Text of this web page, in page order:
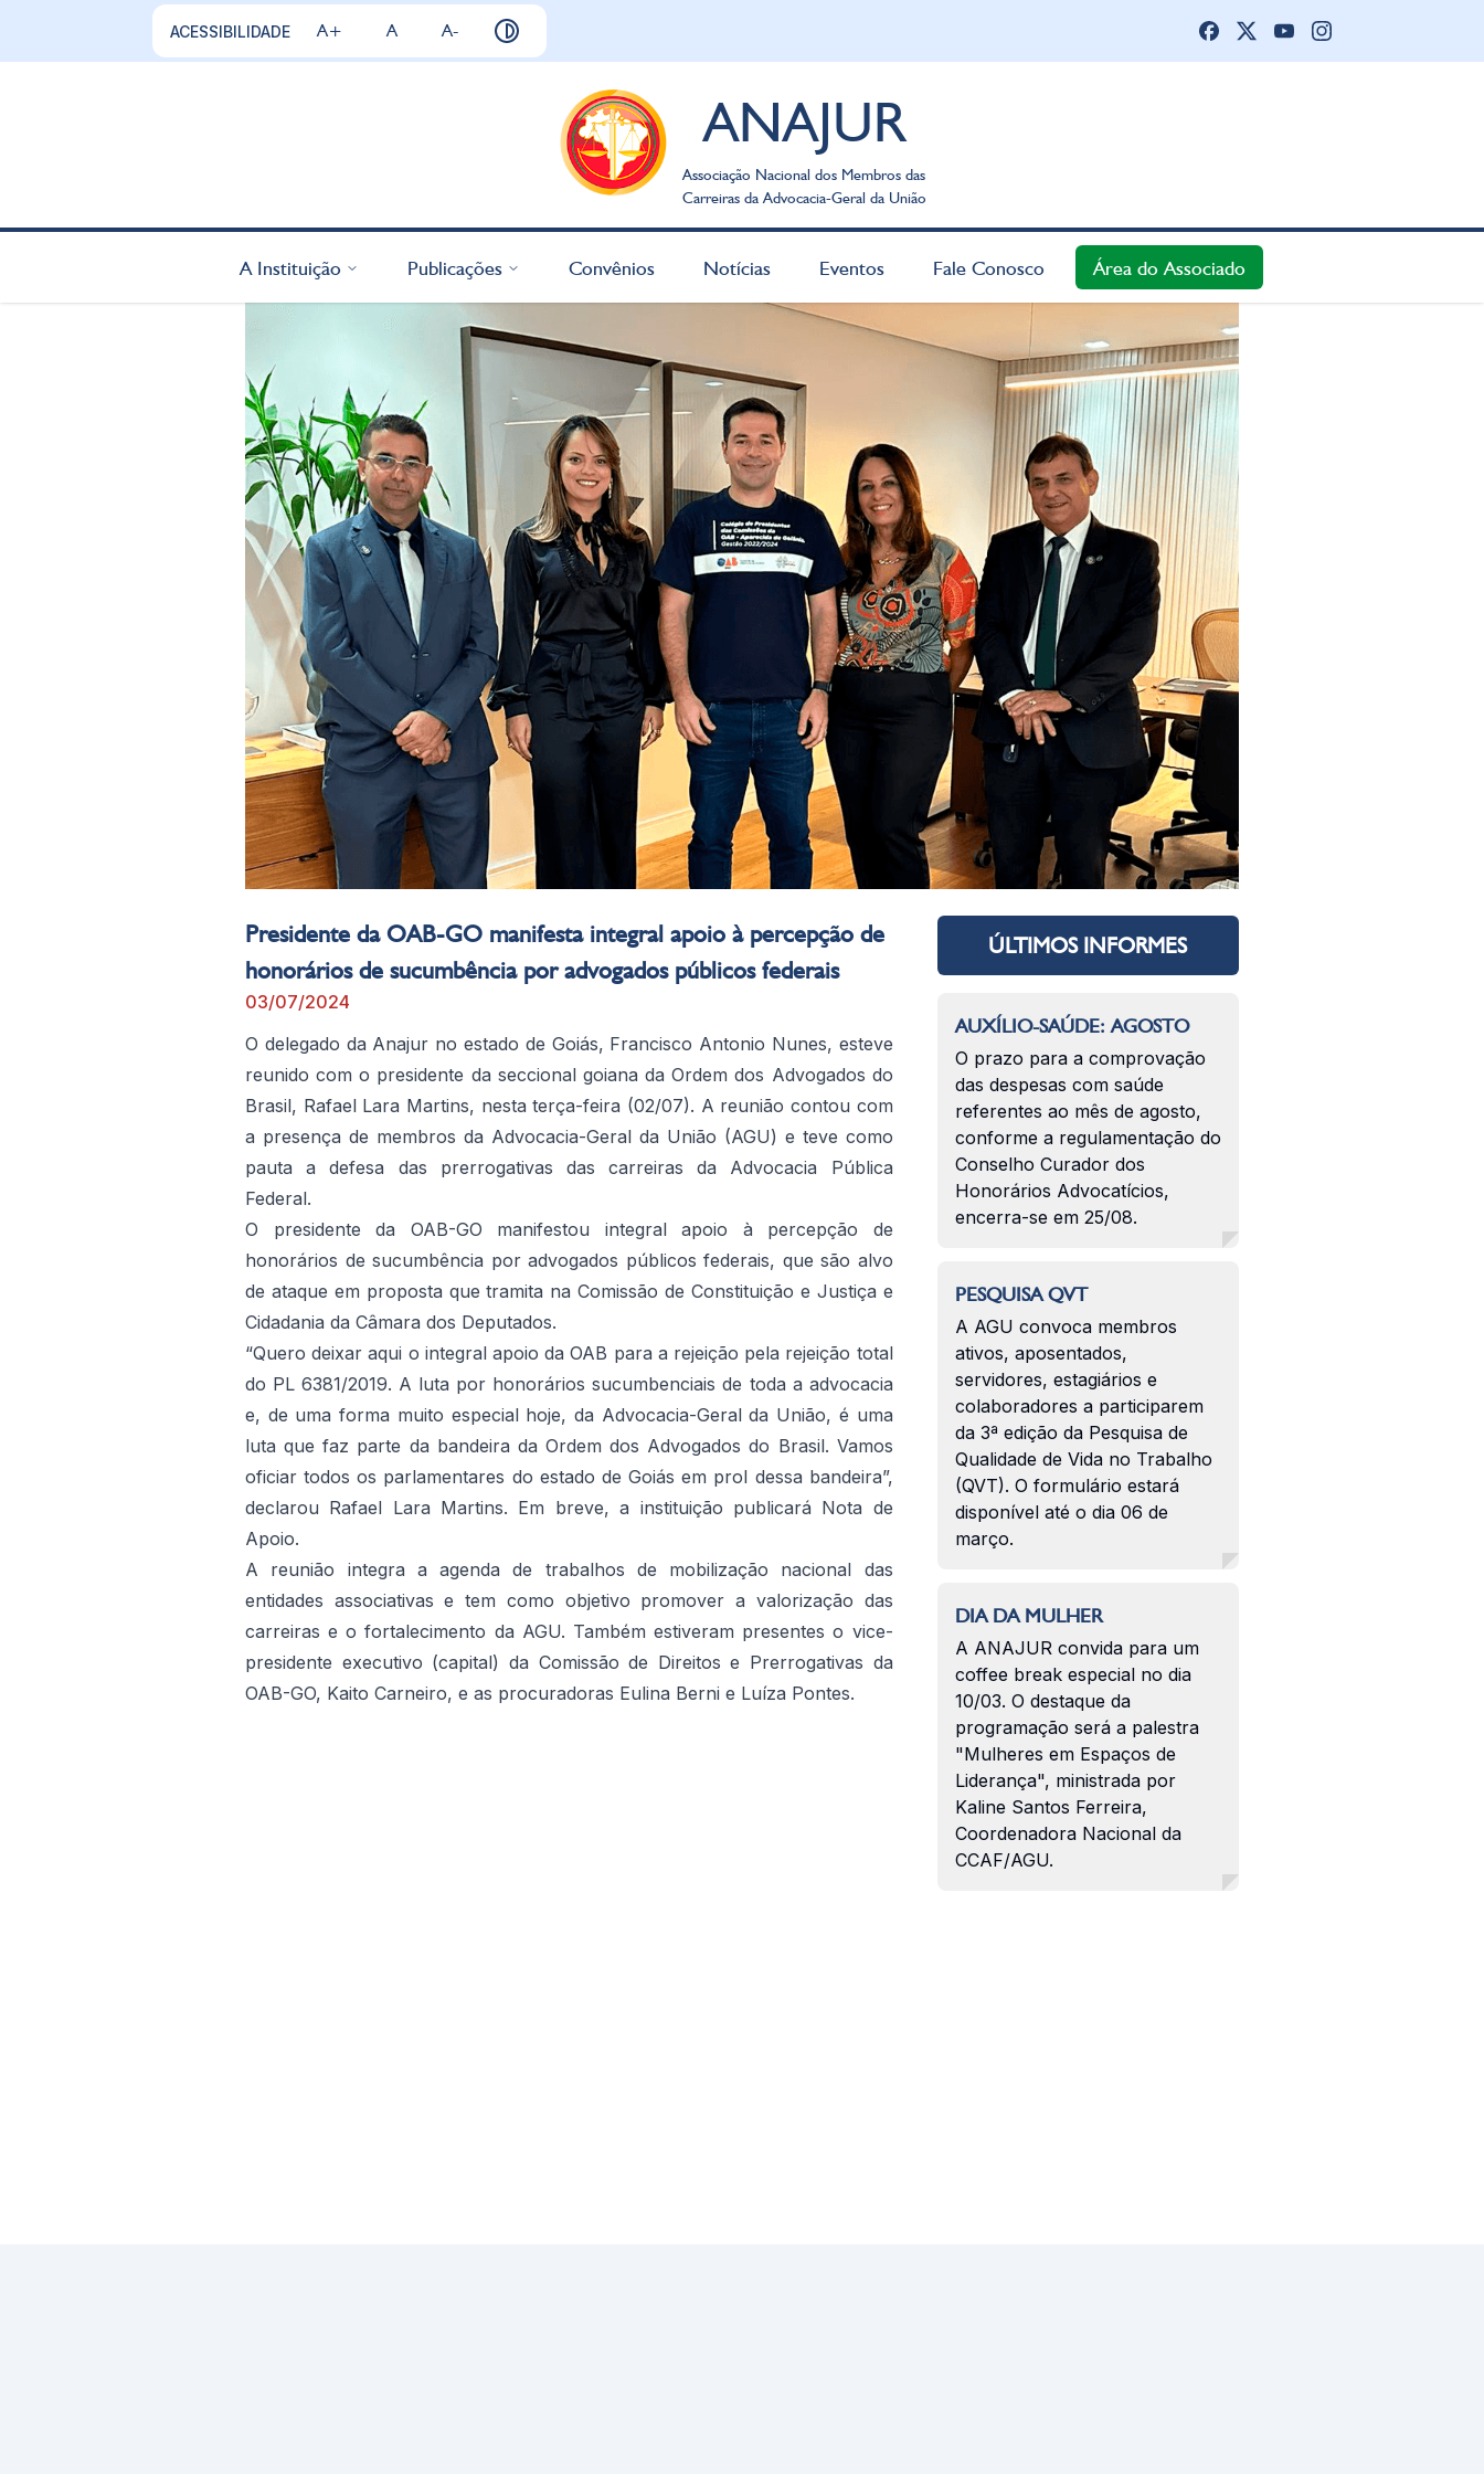
ACESSIBILIDADE A+ A A-
ANAJUR
Associação Nacional dos Membros das
Carreiras da Advocacia-Geral da União
A Instituição Publicações Convênios Notícias Eventos Fale Conosco Área do Associado
Presidente da OAB-GO manifesta integral apoio à percepção de
honorários de sucumbência por advogados públicos federais
03/07/2024
O delegado da Anajur no estado de Goiás, Francisco Antonio Nunes, esteve
reunido com o presidente da seccional goiana da Ordem dos Advogados do
Brasil, Rafael Lara Martins, nesta terça-feira (02/07). A reunião contou com
a presença de membros da Advocacia-Geral da União (AGU) e teve como
pauta a defesa das prerrogativas das carreiras da Advocacia Pública
Federal.
O presidente da OAB-GO manifestou integral apoio à percepção de
honorários de sucumbência por advogados públicos federais, que são alvo
de ataque em proposta que tramita na Comissão de Constituição e Justiça e
Cidadania da Câmara dos Deputados.
“Quero deixar aqui o integral apoio da OAB para a rejeição pela rejeição total
do PL 6381/2019. A luta por honorários sucumbenciais de toda a advocacia
e, de uma forma muito especial hoje, da Advocacia-Geral da União, é uma
luta que faz parte da bandeira da Ordem dos Advogados do Brasil. Vamos
oficiar todos os parlamentares do estado de Goiás em prol dessa bandeira”,
declarou Rafael Lara Martins. Em breve, a instituição publicará Nota de
Apoio.
A reunião integra a agenda de trabalhos de mobilização nacional das
entidades associativas e tem como objetivo promover a valorização das
carreiras e o fortalecimento da AGU. Também estiveram presentes o vice-
presidente executivo (capital) da Comissão de Direitos e Prerrogativas da
OAB-GO, Kaito Carneiro, e as procuradoras Eulina Berni e Luíza Pontes.
ÚLTIMOS INFORMES
AUXÍLIO-SAÚDE: AGOSTO
O prazo para a comprovação
das despesas com saúde
referentes ao mês de agosto,
conforme a regulamentação do
Conselho Curador dos
Honorários Advocatícios,
encerra-se em 25/08.
PESQUISA QVT
A AGU convoca membros
ativos, aposentados,
servidores, estagiários e
colaboradores a participarem
da 3ª edição da Pesquisa de
Qualidade de Vida no Trabalho
(QVT). O formulário estará
disponível até o dia 06 de
março.
DIA DA MULHER
A ANAJUR convida para um
coffee break especial no dia
10/03. O destaque da
programação será a palestra
"Mulheres em Espaços de
Liderança", ministrada por
Kaline Santos Ferreira,
Coordenadora Nacional da
CCAF/AGU.